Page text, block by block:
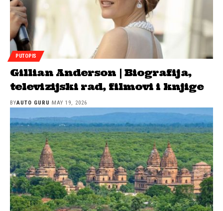
PUTOPIS
Gillian Anderson | Biografija,
televizijski rad, filmovi i knjige
BYAUTO GURU MAY 19, 2026